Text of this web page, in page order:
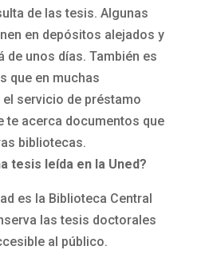
de las tesis. Algunas
en depósitos alejados y
de unos días. También es
que en muchas
servicio de préstamo
te acerca documentos que
bibliotecas.
tesis leída en la Uned?
es la Biblioteca Central
las tesis doctorales
al público.